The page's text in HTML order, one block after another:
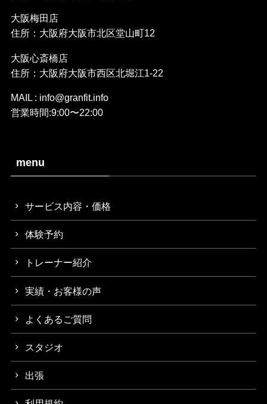
大阪梅田店
住所：大阪府大阪市北区堂山町12
大阪心斎橋店
住所：大阪府大阪市西区北堀江1-22
MAIL : info@granfit.info
営業時間:9:00〜22:00
menu
サービス内容・価格
体験予約
トレーナー紹介
実績・お客様の声
よくあるご質問
スタジオ
出張